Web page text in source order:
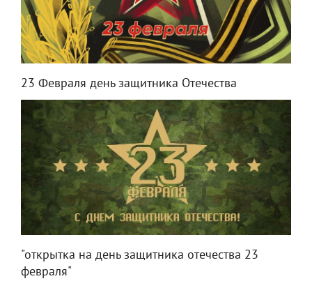
23 Февраля день защитника Отечества
"открытка на день защитника отечества 23
февраля"